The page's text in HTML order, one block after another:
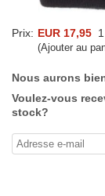
Prix: EUR 17,95
(Ajouter au
Nous aurons
Voulez-vous
stock?